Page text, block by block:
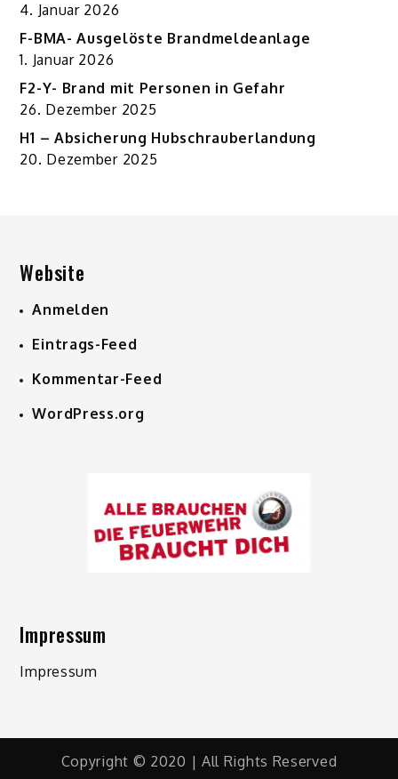
4. Januar 2026
F-BMA- Ausgelöste Brandmeldeanlage
1. Januar 2026
F2-Y- Brand mit Personen in Gefahr
26. Dezember 2025
H1 – Absicherung Hubschrauberlandung
20. Dezember 2025
Website
Anmelden
Eintrags-Feed
Kommentar-Feed
WordPress.org
Impressum
Impressum
Copyright © 2020 | All Rights Reserved